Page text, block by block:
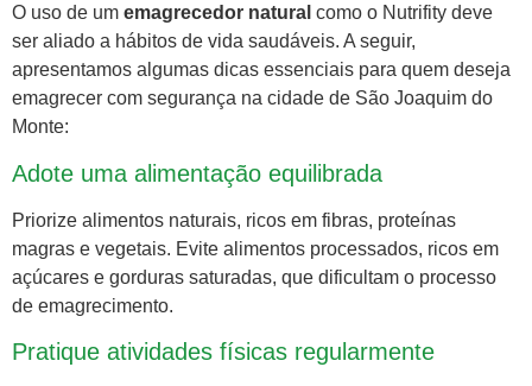
O uso de um emagrecedor natural como o Nutrifity deve
ser aliado a hábitos de vida saudáveis. A seguir,
apresentamos algumas dicas essenciais para quem deseja
emagrecer com segurança na cidade de São Joaquim do
Monte:
Adote uma alimentação equilibrada
Priorize alimentos naturais, ricos em fibras, proteínas
magras e vegetais. Evite alimentos processados, ricos em
açúcares e gorduras saturadas, que dificultam o processo
de emagrecimento.
Pratique atividades físicas regularmente